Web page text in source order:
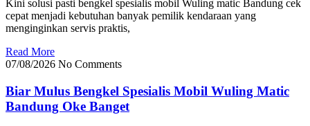
Kini solusi pasti bengkel spesialis mobil Wuling matic Bandung cek
cepat menjadi kebutuhan banyak pemilik kendaraan yang
menginginkan servis praktis,
Read More
07/08/2026 No Comments
Biar Mulus Bengkel Spesialis Mobil Wuling Matic
Bandung Oke Banget